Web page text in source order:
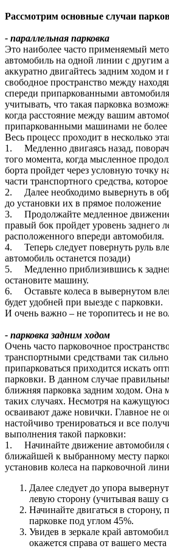
Рассмотрим основные случаи
- параллельная парковка
Это наиболее часто применяемый
автомобиль на одной линии с другим
аккуратно двигайтесь задним ходом и
свободное пространство между
спереди припаркованными
учитывать, что такая парковка
когда расстояние между вашим
припаркованными машинами не более
Весь процесс проходит в несколько
1. Медленно двигаясь назад,
того момента, когда мысленное
борта пройдет через условную точку
части транспортного средства,
2. Далее необходимо вывернуть в
до установки их в прямое положение
3. Продолжайте медленное
правый бок пройдет уровень заднего
расположенного впереди автомобиля.
4. Теперь следует повернуть руль
автомобиль останется позади)
5. Медленно приблизившись к
остановите машину.
6. Оставьте колеса в вывернутом
будет удобней при выезде с парковки.
И очень важно – не торопитесь и не
- парковка задним ходом
Очень часто парковочное
транспортными средствами так
припарковаться приходится искать
парковки. В данном случае
ближняя парковка задним ходом. Она
таких случаях. Несмотря на
осваивают даже новички. Главное не
настойчиво тренироваться и все
выполнения такой парковки:
1. Начинайте движение автомобиля
ближайшей к выбранному месту
установив колеса на парковочной
Далее следует до упора
левую сторону (учитывая вашу
Начинайте двигаться в
парковке под углом 45%.
Увидев в зеркале край
окажется справа от вашего